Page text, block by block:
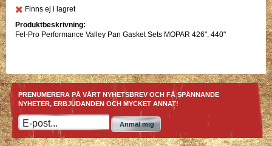
Finns ej i lagret
Produktbeskrivning:
Fel-Pro Performance Valley Pan Gasket Sets MOPAR 426", 440"
PRENUMERERA PÅ VÅRT NYHETSBREV OCH FÅ SPÄNNANDE
NYHETER, ERBJUDANDEN OCH MYCKET ANNAT!
Anmäl mig